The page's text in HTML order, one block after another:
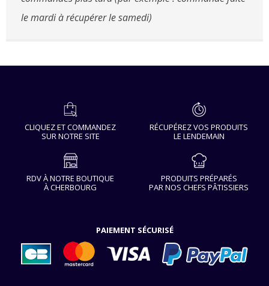
le mardi à récupérer le samedi)
CLIQUEZ ET COMMANDEZ
SUR NOTRE SITE
RÉCUPÉREZ VOS PRODUITS
LE LENDEMAIN
RDV À NOTRE BOUTIQUE
À CHERBOURG
PRODUITS PRÉPARÉS
PAR NOS CHEFS PÂTISSIERS
PAIEMENT SÉCURISÉ